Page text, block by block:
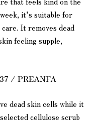
it’s suitable for
It removes dead
feeling supple,
/ PREANFA
dead skin cells while it
cellulose scrub